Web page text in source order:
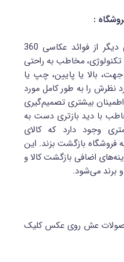
:
عدم برگشت محصول یکی دیگر از فوائد عکاسی 360
مخاطب به راحتی
بالا یا پایین، چپ یا
نظرش را به طور کامل مورد
اطمینان‌ بیشتری تصمیم‌گیری
با دید بازتری دست به
وجود دارد که کالای
فروشگاه بازگشت بزند. این
اضافی بازگشت کالا و
برند می‌شود.
360 درجه محصولات عش روی عکس کلیک